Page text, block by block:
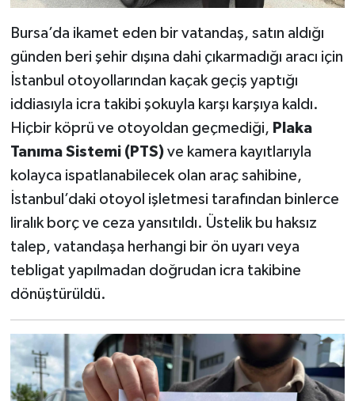
Bursa’da ikamet eden bir vatandaş, satın aldığı
günden beri şehir dışına dahi çıkarmadığı aracı için
İstanbul otoyollarından kaçak geçiş yaptığı
iddiasıyla icra takibi şokuyla karşı karşıya kaldı.
Hiçbir köprü ve otoyoldan geçmediği, Plaka
Tanıma Sistemi (PTS)ve kamera kayıtlarıyla
kolayca ispatlanabilecek olan araç sahibine,
İstanbul’daki otoyol işletmesi tarafından binlerce
liralık borç ve ceza yansıtıldı. Üstelik bu haksız
talep, vatandaşa herhangi bir ön uyarı veya
tebligat yapılmadan doğrudan icra takibine
dönüştürüldü.